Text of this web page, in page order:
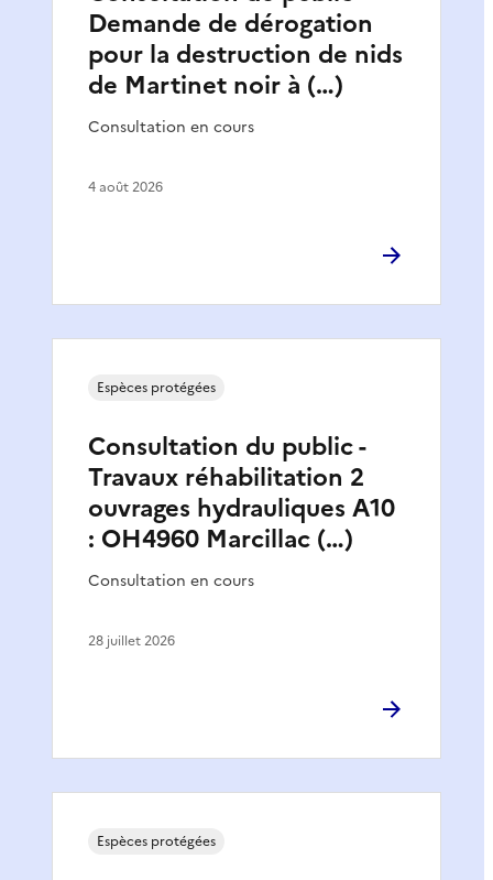
Demande de dérogation
pour la destruction de nids
de Martinet noir à (…)
Consultation en cours
4 août 2026
Consultation du public -
Travaux réhabilitation 2
ouvrages hydrauliques A10
: OH4960 Marcillac (…)
Consultation en cours
Espèces protégées
28 juillet 2026
Espèces protégées